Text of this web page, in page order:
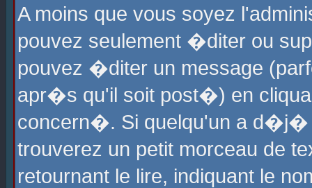
A moins que vous soyez
pouvez seulement �diter ou
pouvez �diter un message
apr�s qu'il soit post�) en
concern�. Si quelqu'un a
trouverez un petit morceau de
retournant le lire, indiquant le